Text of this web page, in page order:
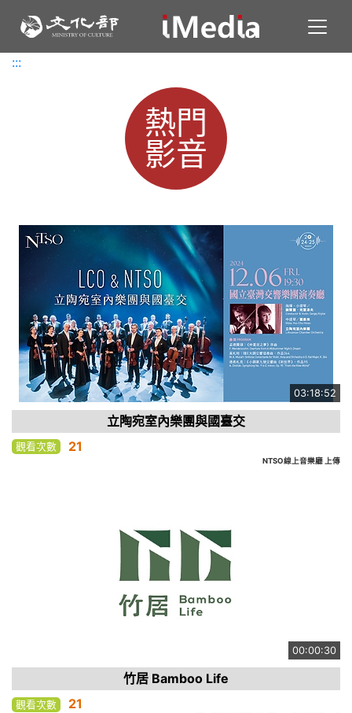
:::
:::
熱門
影音
03:18:52
立陶宛室內樂團與國臺交
觀看次數 21
NTSO線上音樂廳 上傳
00:00:30
竹居 Bamboo Life
觀看次數 21